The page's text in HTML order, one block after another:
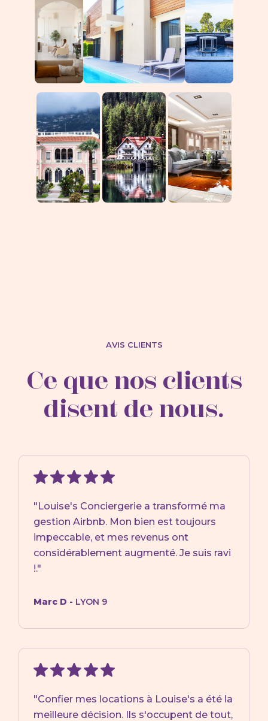
AVIS CLIENTS
Ce que nos clients
disent de nous.
"Louise's Conciergerie a transformé ma
gestion Airbnb. Mon bien est toujours
impeccable, et mes revenus ont
considérablement augmenté. Je suis ravi
!."
Marc D - LYON 9
"Confier mes locations à Louise's a été la
meilleure décision. Ils s'occupent de tout,